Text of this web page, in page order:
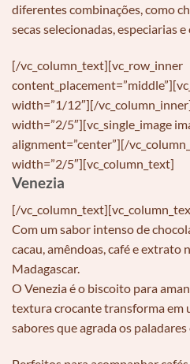
diferentes combinações, como
secas selecionadas, especiarias
[/vc_column_text][vc_row_inner
width=”1/12″][/
width=”2/5″][vc_single_image
alignment=”center”][/
width=”2/5″][vc_column_text]
Venezia
[/
Com um sabor intenso de
cacau, amêndoas, café e extrato
Madagascar.
O Venezia é o biscoito para
textura crocante transforma em
sabores que agrada os